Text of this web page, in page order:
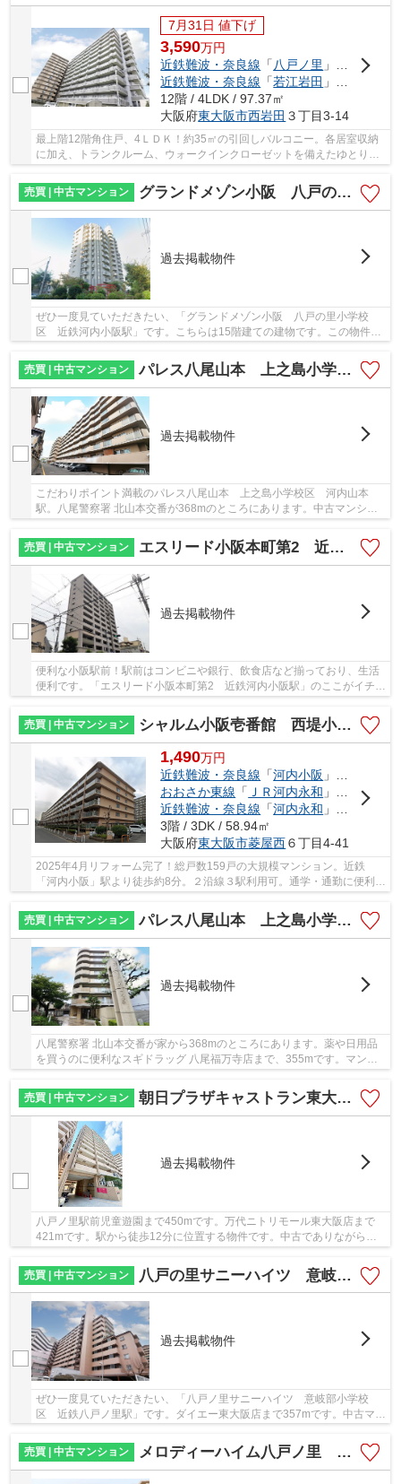
7月31日 値下げ
3,590万円
近鉄難波・奈良線 「八戸ノ里 」駅 徒歩14分
近鉄難波・奈良線 「若江岩田 」駅 徒歩19分
12階 / 4LDK / 97.37㎡
大阪府東大阪市西岩田 ３丁目3-14
最上階12階角住戸、4ＬＤＫ！約35㎡の引回しバルコニー。各居室収納
に加え、トランクルーム、ウォークインクローゼットを備えたゆとりの
お部屋です。スーパー・医療機関等揃った便利な...
売買 | 中古マンション
グランドメゾン小阪 八戸の里小学校区 近鉄河内小阪駅
過去掲載物件
ぜひ一度見ていただきたい、「グランドメゾン小阪 八戸の里小学校
区 近鉄河内小阪駅」です。こちらは15階建ての建物です。この物件は
売買 | 中古マンション
パレス八尾山本 上之島小学校区 河内山本駅
過去掲載物件
こだわりポイント満載のパレス八尾山本 上之島小学校区 河内山本
駅。八尾警察署 北山本交番が368mのところにあります。中古マンショ
売買 | 中古マンション
エスリード小阪本町第2 近鉄河内小阪駅
過去掲載物件
便利な小阪駅前！駅前はコンビニや銀行、飲食店など揃っており、生活
便利です。「エスリード小阪本町第2 近鉄河内小阪駅」のここがイチオ
売買 | 中古マンション
シャルム小阪壱番館 西堤小学校区 近鉄河内小阪駅
1,490万円
近鉄難波・奈良線 「河内小阪 」駅 徒歩9分
おおさか東線 「 ＪＲ河内永和 」駅 徒歩13分
近鉄難波・奈良線 「河内永和 」駅 徒歩12分
3階 / 3DK / 58.94㎡
大阪府東大阪市菱屋西６丁目4-41
2025年4月リフォーム完了！総戸数159戸の大規模マンション。近鉄
「河内小阪」駅より徒歩約8分。２沿線３駅利用可。通学・通勤に便利な
売買 | 中古マンション
パレス八尾山本 上之島小学校区 近鉄河内山本駅
過去掲載物件
八尾警察署 北山本交番が家から368mのところにあります。薬や日用品
を買うのに便利なスギドラッグ 八尾福万寺店まで、355mです。マンシ
売買 | 中古マンション
朝日プラザキャストラン東大阪 八戸ノ里東小学校区 近鉄八戸ノ里駅
過去掲載物件
八戸ノ里駅前児童遊園まで450mです。万代ニトリモール東大阪店まで
421mです。駅から徒歩12分に位置する物件です。中古でありながら、
綺麗で機能的な設備のあるマンションです。不動産...
売買 | 中古マンション
八戸の里サニーハイツ 意岐部小学校区 近鉄八戸ノ里駅
過去掲載物件
ぜひ一度見ていただきたい、「八戸ノ里サニーハイツ 意岐部小学校
区 近鉄八戸ノ里駅」です。ダイエー東大阪店まで357mです。中古マン
売買 | 中古マンション
メロディーハイム八戸ノ里 意岐部小学校区 近鉄八戸ノ里駅